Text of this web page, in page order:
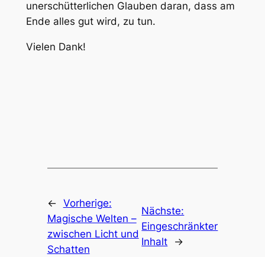
unerschütterlichen Glauben daran, dass am
Ende alles gut wird, zu tun.
Vielen Dank!
← Vorherige:
Magische Welten –
zwischen Licht und
Schatten
Nächste:
Eingeschränkter
Inhalt
→